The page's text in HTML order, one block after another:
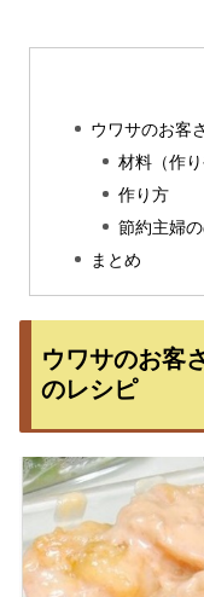
ウワサのお客
材料（作り
作り方
節約主婦
まとめ
ウワサのお客
のレシピ